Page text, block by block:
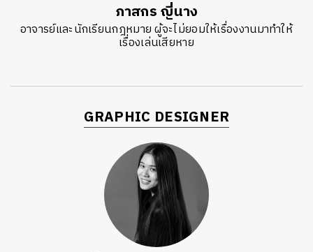
ภาสกร ญี่นาง
อาจารย์และนักเรียนกฎหมาย ผู้จะไม่ยอมให้เรื่องงานมาทำให้
เรื่องเล่นเสียหาย
GRAPHIC DESIGNER